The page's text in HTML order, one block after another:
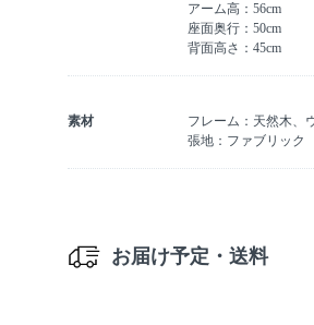
アーム高：56cm
座面奥行：50cm
背面高さ：45cm
素材
フレーム：天然木、
張地：ファブリック
お届け予定・送料